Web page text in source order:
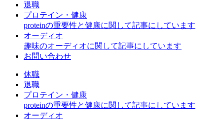
退職
プロテイン・健康
proteinの重要性と健康に関して記事にしています
オーディオ
趣味のオーディオに関して記事にしています
お問い合わせ
休職
退職
プロテイン・健康
proteinの重要性と健康に関して記事にしています
オーディオ